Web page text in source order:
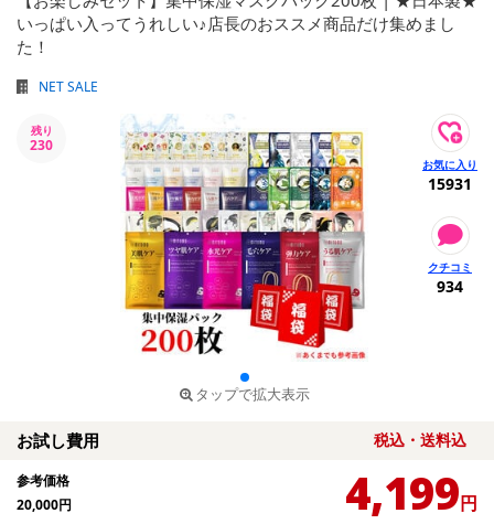
いっぱい入ってうれしい♪店長のおススメ商品だけ集めまし
た！
NET SALE
残り
230
タップで拡大表示
15931
934
お試し費用 税込・送料込
参考価格
20,000円 4,199円